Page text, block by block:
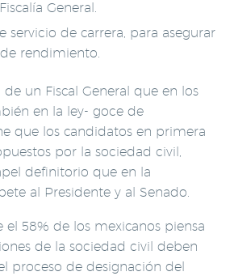
General.
servicio de carrera, para asegurar
rendimiento.
un Fiscal General que en los
en la ley- goce de
que los candidatos en primera
por la sociedad civil,
definitorio que en la
al Presidente y al Senado.
el 58% de los mexicanos piensa
de la sociedad civil deben
proceso de designación del